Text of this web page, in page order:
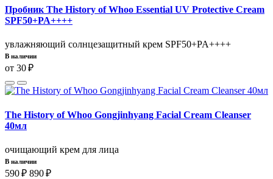
Пробник The History of Whoo Essential UV Protective Cream
SPF50+PA++++
увлажняющий солнцезащитный крем SPF50+PA++++
В наличии
от 30 ₽
The History of Whoo Gongjinhyang Facial Cream Cleanser
40мл
очищающий крем для лица
В наличии
590 ₽ 890 ₽